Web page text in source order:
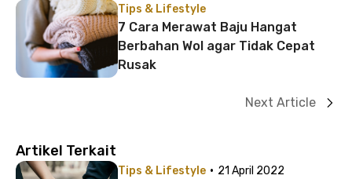
Tips & Lifestyle
7 Cara Merawat Baju Hangat
Berbahan Wol agar Tidak Cepat
Rusak
Next Article
Artikel Terkait
Tips & Lifestyle · 21 April 2022